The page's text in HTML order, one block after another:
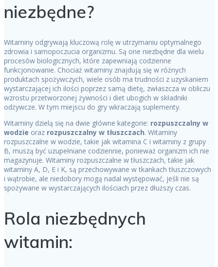
niezbędne?
Witaminy odgrywają kluczową rolę w utrzymaniu optymalnego
zdrowia i samopoczucia organizmu. Są one niezbędne dla wielu
procesów biologicznych, które zapewniają codzienne
funkcjonowanie. Chociaż witaminy znajdują się w różnych
produktach spożywczych, wiele osób ma trudności z uzyskaniem
wystarczającej ich ilości poprzez samą dietę, zwłaszcza w obliczu
wzrostu przetworzonej żywności i diet ubogich w składniki
odżywcze. W tym miejscu do gry wkraczają suplementy.
Witaminy dzielą się na dwie główne kategorie: rozpuszczalny w
wodzie oraz rozpuszczalny w tłuszczach. Witaminy
rozpuszczalne w wodzie, takie jak witamina C i witaminy z grupy
B, muszą być uzupełniane codziennie, ponieważ organizm ich nie
magazynuje. Witaminy rozpuszczalne w tłuszczach, takie jak
witaminy A, D, E i K, są przechowywane w tkankach tłuszczowych
i wątrobie, ale niedobory mogą nadal występować, jeśli nie są
spożywane w wystarczających ilościach przez dłuższy czas.
Rola niezbędnych
witamin: